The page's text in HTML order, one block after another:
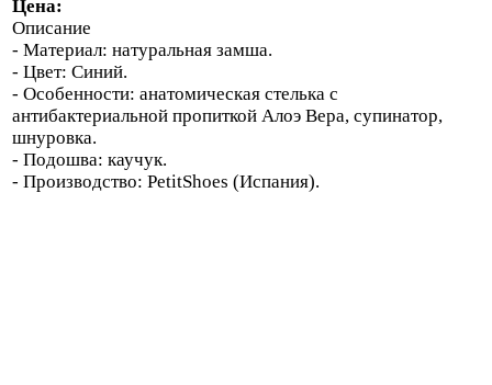
Цена:
Описание
- Материал: натуральная замша.
- Цвет: Синий.
- Особенности: анатомическая стелька с
антибактериальной пропиткой Алоэ Вера, супинатор,
шнуровка.
- Подошва: каучук.
- Производство: PetitShoes (Испания).